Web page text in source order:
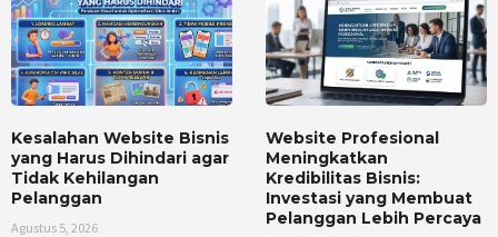
Kesalahan Website Bisnis
yang Harus Dihindari agar
Tidak Kehilangan
Pelanggan
Agustus 5, 2026
Website Profesional
Meningkatkan
Kredibilitas Bisnis:
Investasi yang Membuat
Pelanggan Lebih Percaya